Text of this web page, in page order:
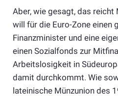
Aber, wie gesagt, das reicht
will für die Euro-Zone einen
Finanzminister und eine
einen Sozialfonds zur
Arbeitslosigkeit in
damit durchkommt. Wie
lateinische Münzunion des